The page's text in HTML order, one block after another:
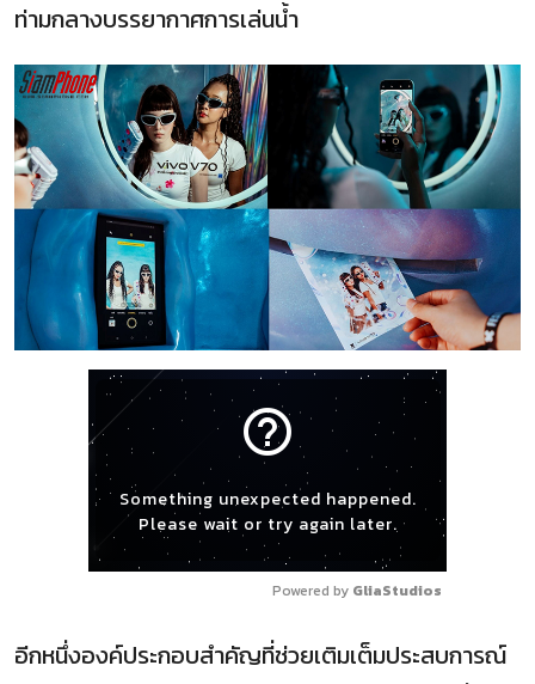
ท่ามกลางบรรยากาศการเล่นน้ำ
help_outline
Something unexpected happened.
Please wait or try again later.
Powered by GliaStudios
อีกหนึ่งองค์ประกอบสำคัญที่ช่วยเติมเต็มประสบการณ์